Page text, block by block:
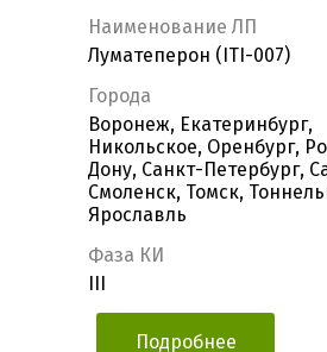
Наименование ЛП
Луматеперон (ITI-007)
Города
Воронеж, Екатеринбург,
Никольское, Оренбург,
Дону, Санкт-Петербург,
Смоленск, Томск,
Ярославль
Фаза КИ
Подробнее